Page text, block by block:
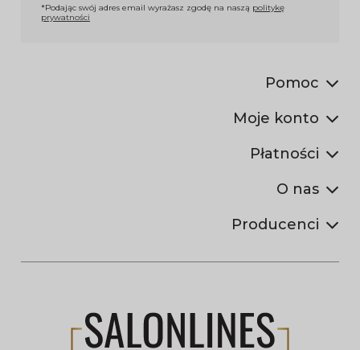
*Podając swój adres email wyrażasz zgodę na naszą politykę
prywatności
Pomoc
Moje konto
Płatności
O nas
Producenci